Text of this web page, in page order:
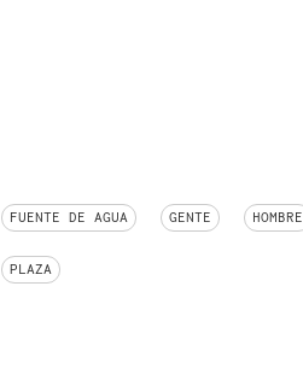
FUENTE DE AGUA GENTE HOMBRE
PLAZA